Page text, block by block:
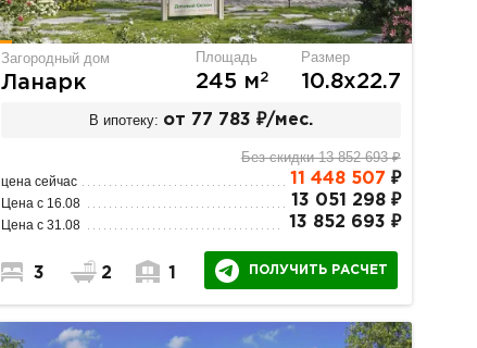
Загородный дом
Ланарк
Площадь
245 м2
Размер
10.8х22.7
В ипотеку: от 77 783 ₽/мес.
Без скидки 13 852 693 ₽
цена сейчас 11 448 507 ₽
Цена с 16.08 13 051 298 ₽
Цена с 31.08 13 852 693 ₽
3 2 1 ПОЛУЧИТЬ РАСЧЕТ